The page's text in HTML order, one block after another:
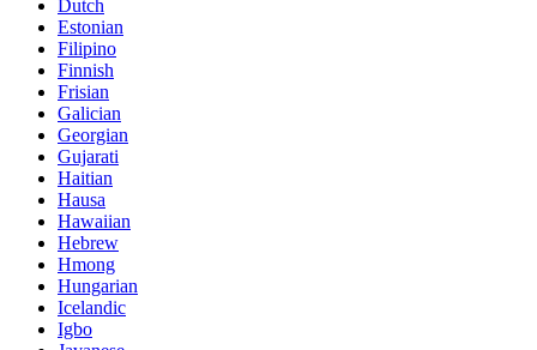
Dutch
Estonian
Filipino
Finnish
Frisian
Galician
Georgian
Gujarati
Haitian
Hausa
Hawaiian
Hebrew
Hmong
Hungarian
Icelandic
Igbo